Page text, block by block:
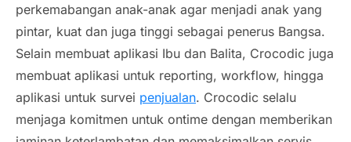
perkemabangan anak-anak agar menjadi anak yang
pintar, kuat dan juga tinggi sebagai penerus Bangsa.
Selain membuat aplikasi Ibu dan Balita, Crocodic juga
membuat aplikasi untuk reporting, workflow, hingga
aplikasi untuk survei penjualan. Crocodic selalu
menjaga komitmen untuk ontime dengan memberikan